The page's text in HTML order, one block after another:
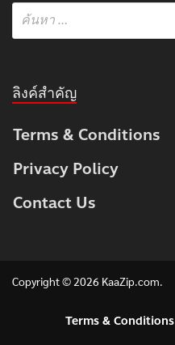
ลิงค์สำคัญ
Terms & Conditions
Privacy Policy
Contact Us
Copyright © 2026 KaaZip.com.
Terms & Conditions